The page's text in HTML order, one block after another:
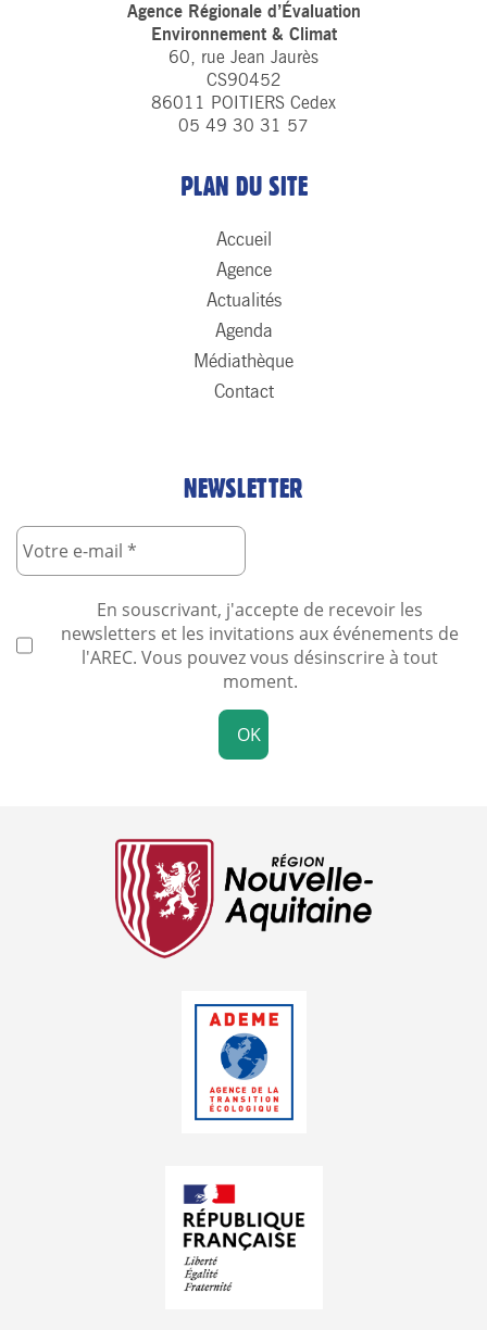
Agence Régionale d’Évaluation
Environnement & Climat
60, rue Jean Jaurès
CS90452
86011 POITIERS Cedex
05 49 30 31 57
PLAN DU SITE
Accueil
Agence
Actualités
Agenda
Médiathèque
Contact
NEWSLETTER
En souscrivant, j'accepte de recevoir les
newsletters et les invitations aux événements de
l'AREC. Vous pouvez vous désinscrire à tout
moment.